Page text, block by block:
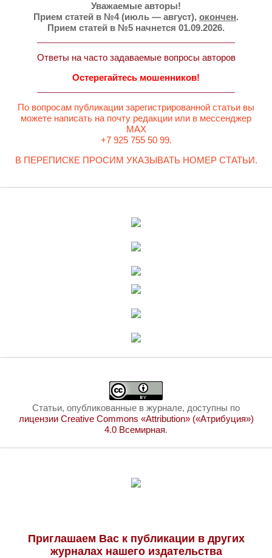
Уважаемые авторы!
Прием статей в №4 (июль — август), окончен.
Прием статей в №5 начнется 01.09.2026.
Ответы на часто задаваемые вопросы авторов
Остерегайтесь мошенников!
По вопросам публикации зарегистрированной статьи вы
можете написать на почту редакции или в мессенджер
MAX
+7 925 755 50 99.
В ПЕРЕПИСКЕ ПРОСИМ УКАЗЫВАТЬ НОМЕР СТАТЬИ.
Статьи, опубликованные в журнале, доступны по
лицензии Creative Commons «Attribution» («Атрибуция»)
4.0 Всемирная.
Приглашаем Вас к публикации в других
журналах нашего издательства